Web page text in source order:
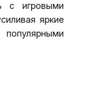
с игровыми
яркие